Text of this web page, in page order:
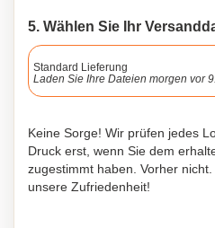
5. Wählen Sie Ihr
Standard Lieferung
Laden Sie Ihre Dateien morgen vor
Keine Sorge! Wir prüfen jedes
Druck erst, wenn Sie dem
zugestimmt haben. Vorher
unsere Zufriedenheit!